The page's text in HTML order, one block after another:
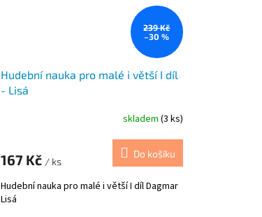
239 Kč
–30 %
Hudební nauka pro malé i větší I díl
- Lisá
skladem (3 ks)
167 Kč / ks
Do košíku
Hudební nauka pro malé i větší I díl Dagmar
Lisá